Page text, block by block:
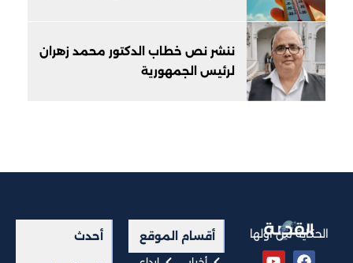
ننشر نص خطاب الدكتور محمد زهران
لرئيس الجمهورية
الحكاية من أولها أقسام الموقع أحدث